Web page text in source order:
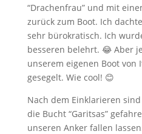
“Drachenfrau” und mit
zurück zum Boot. Ich
sehr bürokratisch. Ich
besseren belehrt. 😂 Aber
unserem eigenen Boot von
gesegelt. Wie cool! 😊
Nach dem Einklarieren
die Bucht “Garitsas”
unseren Anker fallen